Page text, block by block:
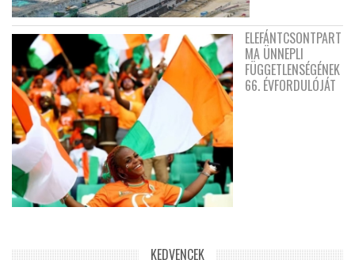
ELEFÁNTCSONTPART
MA ÜNNEPLI
FÜGGETLENSÉGÉNEK
66. ÉVFORDULÓJÁT
KEDVENCEK